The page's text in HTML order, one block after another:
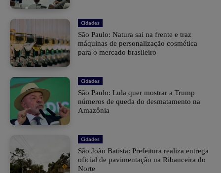
Cidades
São Paulo: Natura sai na frente e traz
máquinas de personalização cosmética
para o mercado brasileiro
Cidades
São Paulo: Lula quer mostrar a Trump
números de queda do desmatamento na
Amazônia
Cidades
São João Batista: Prefeitura realiza entrega
oficial de pavimentação na Ribanceira do
Norte